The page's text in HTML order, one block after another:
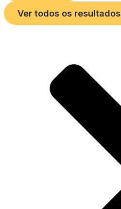
Ver todos os resultados